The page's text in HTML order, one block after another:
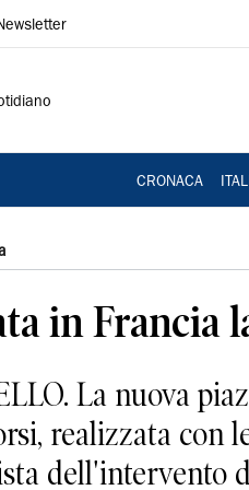
CRONACA
in Francia
La nuova
realizzata con
dell'intervento